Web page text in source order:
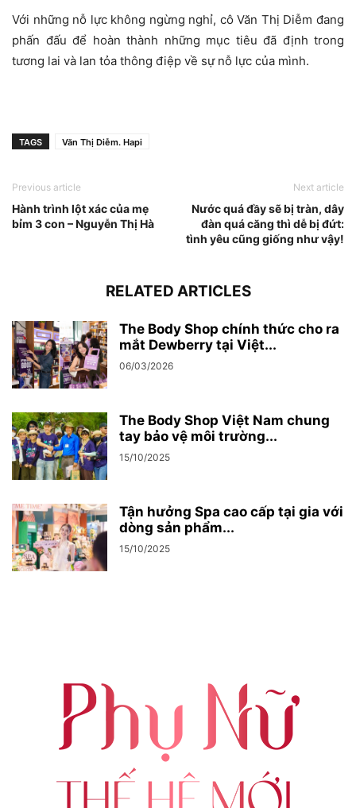
Với những nỗ lực không ngừng nghỉ, cô Văn Thị Diễm đang
phấn đấu để hoàn thành những mục tiêu đã định trong
tương lai và lan tỏa thông điệp về sự nỗ lực của mình.
TAGS Văn Thị Diễm. Hapi
Previous article
Hành trình lột xác của mẹ
bỉm 3 con – Nguyễn Thị Hà
Next article
Nước quá đầy sẽ bị tràn, dây
đàn quá căng thì dễ bị đứt:
tình yêu cũng giống như vậy!
RELATED ARTICLES
The Body Shop chính thức cho ra
mắt Dewberry tại Việt...
06/03/2026
The Body Shop Việt Nam chung
tay bảo vệ môi trường...
15/10/2025
Tận hưởng Spa cao cấp tại gia với
dòng sản phẩm...
15/10/2025